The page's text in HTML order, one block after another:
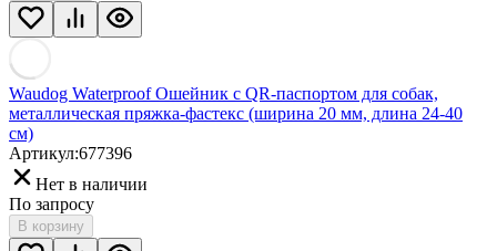
Waudog Waterproof Ошейник с QR-паспортом для собак,
металлическая пряжка-фастекс (ширина 20 мм, длина 24-40
см)
Артикул:677396
Нет в наличии
По запросу
В корзину